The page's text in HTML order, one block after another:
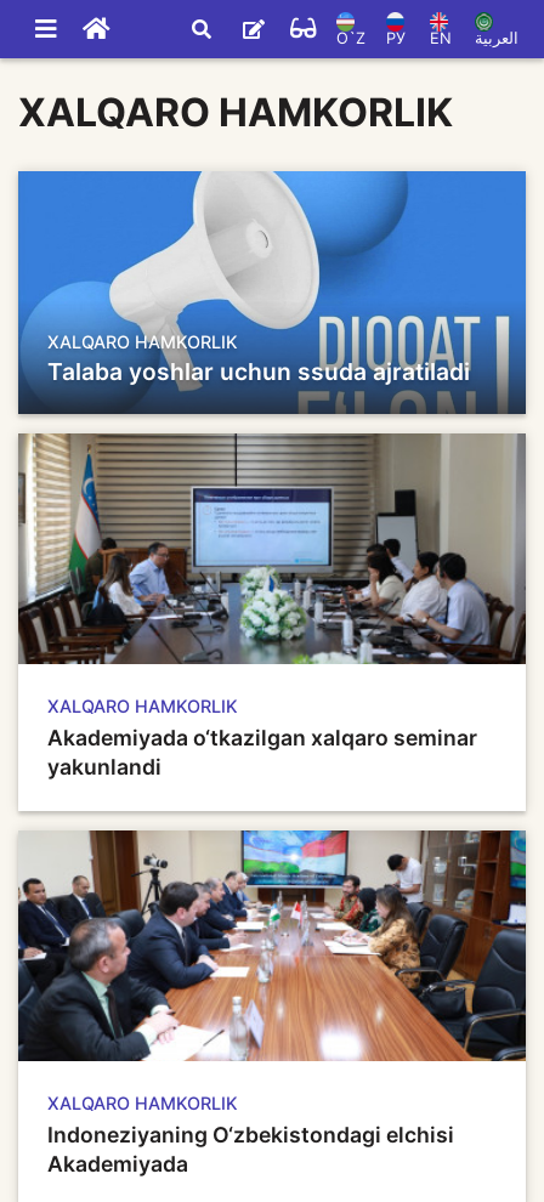
O`Z РУ EN العربية
XALQARO HAMKORLIK
XALQARO HAMKORLIK
Talaba yoshlar uchun ssuda ajratiladi
XALQARO HAMKORLIK
Akademiyada o‘tkazilgan xalqaro seminar
yakunlandi
XALQARO HAMKORLIK
Indoneziyaning O‘zbekistondagi elchisi
Akademiyada